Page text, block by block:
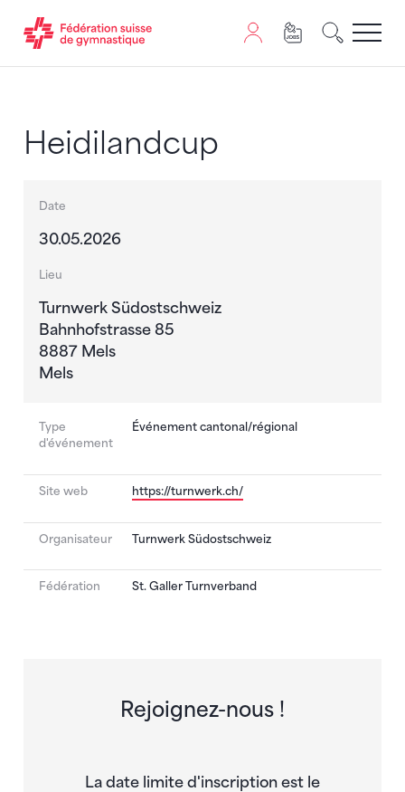
Heidilandcup
Date
30.05.2026
Lieu
Turnwerk Südostschweiz
Bahnhofstrasse 85
8887 Mels
Mels
Type
d'événement
Événement cantonal/régional
Site web https://turnwerk.ch/
Organisateur Turnwerk Südostschweiz
Fédération St. Galler Turnverband
Rejoignez-nous !
La date limite d'inscription est le